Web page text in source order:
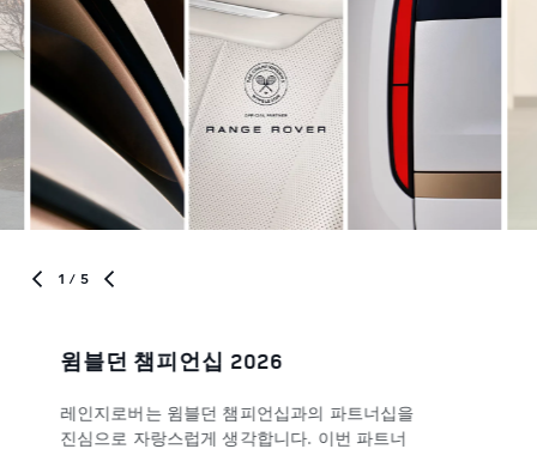
1 / 5
윔블던 챔피언십 2026
레인지로버는 윔블던 챔피언십과의 파트너십을
진심으로 자랑스럽게 생각합니다. 이번 파트너